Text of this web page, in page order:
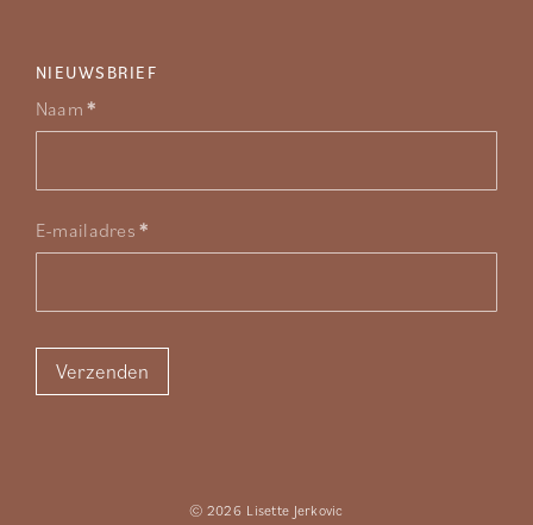
NIEUWSBRIEF
Nieuwsbrief
Naam*
E-mailadres*
Verzenden
© 2026 Lisette Jerkovic